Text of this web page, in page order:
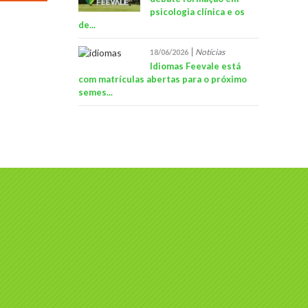
psicologia clínica e os
de...
18/06/2026 Notícias
Idiomas Feevale está
com matrículas abertas para o próximo
semes...